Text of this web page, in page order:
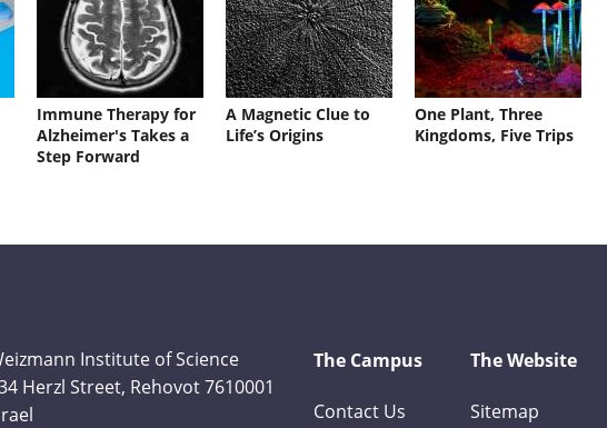
Immune Therapy for
Alzheimer's Takes a
Step Forward
A Magnetic Clue to
Life’s Origins
One Plant, Three
Kingdoms, Five Trips
Institute of Science
Herzl Street, Rehovot 7610001
The Campus
Contact Us
The Website
Sitemap